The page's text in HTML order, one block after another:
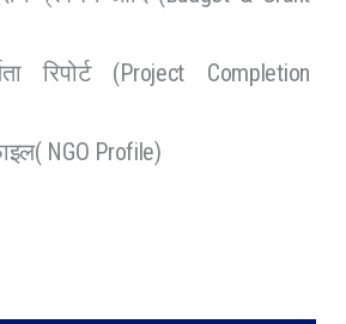
रिपोर्ट (Project Completion
NGO Profile)